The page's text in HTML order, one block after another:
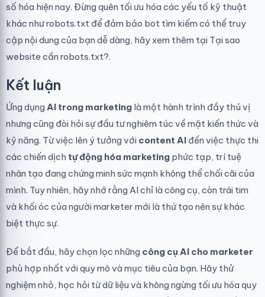
số hóa hiện nay. Đừng quên tối ưu hóa các yếu tố kỹ thuật
khác như robots.txt để đảm bảo bot tìm kiếm có thể truy
cập nội dung của bạn dễ dàng, hãy xem thêm tại Tại sao
website cần robots.txt?.
Kết luận
Ứng dụng AI trong marketing là một hành trình đầy thú vị
nhưng cũng đòi hỏi sự đầu tư nghiêm túc về mặt kiến thức và
kỹ năng. Từ việc lên ý tưởng với content AI đến việc thực thi
các chiến dịch tự động hóa marketing phức tạp, trí tuệ
nhân tạo đang chứng minh sức mạnh không thể chối cãi của
mình. Tuy nhiên, hãy nhớ rằng AI chỉ là công cụ, còn trái tim
và khối óc của người marketer mới là thứ tạo nên sự khác
biệt thực sự.
Để bắt đầu, hãy chọn lọc những công cụ AI cho marketer
phù hợp nhất với quy mô và mục tiêu của bạn. Hãy thử
nghiệm nhỏ, học hỏi từ dữ liệu và không ngừng tối ưu hóa quy